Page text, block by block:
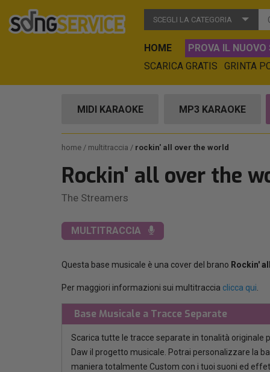
SCEGLI LA CATEGORIA
HOME PROVA IL NUOVO
SCARICA GRATIS
GRINTA
MIDI KARAOKE MP3 KARAOKE
home multitraccia rockin' all over the world
Rockin' all over the
The Streamers
MULTITRACCIA
Questa base musicale è una cover del brano Rockin'
Per maggiori informazioni sui multitraccia clicca qui
Base Musicale a Tracce Separate
Scarica tutte le tracce separate in tonalità originale
Daw il progetto musicale. Potrai personalizzare la
maniera totalmente Custom con i tuoi suoni ed